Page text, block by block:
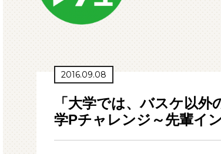
2016.09.08
「大学では、バスケ以
学Pチャレンジ～先輩イ